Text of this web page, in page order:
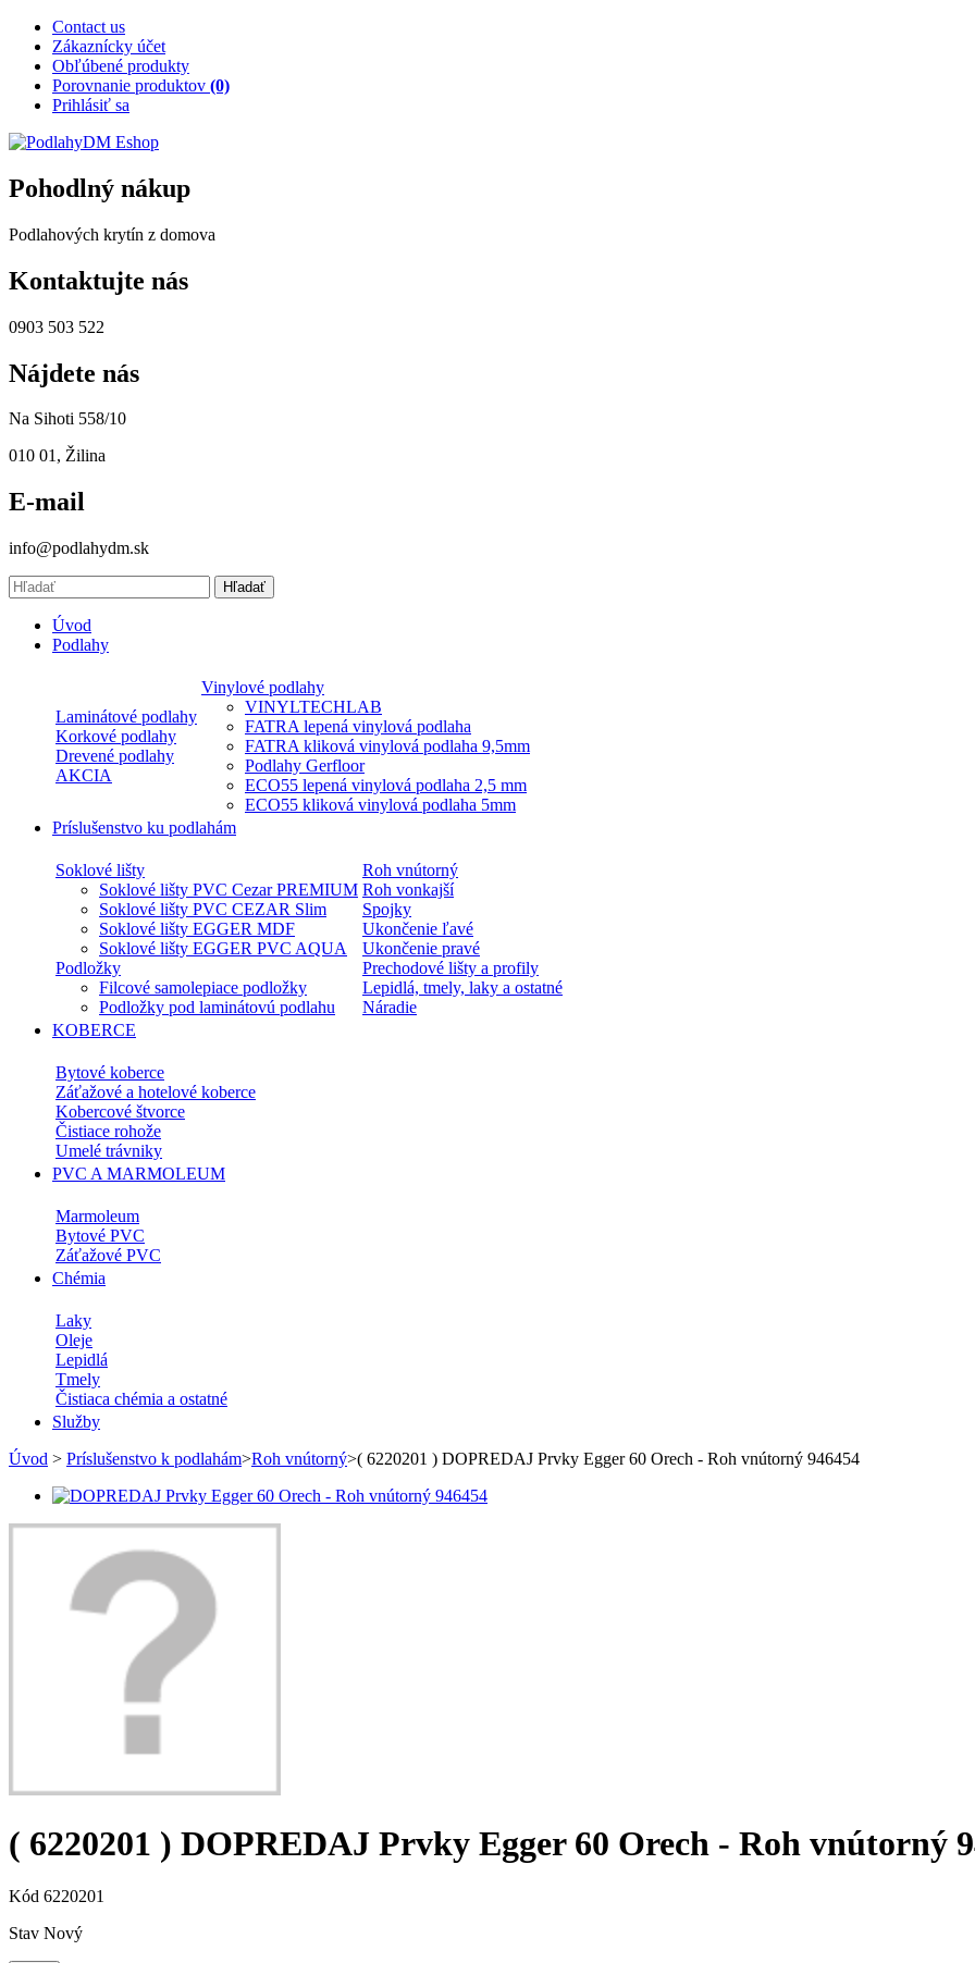
Contact us
Zákaznícky účet
Obľúbené produkty
Porovnanie produktov (0)
Prihlásiť sa
Pohodlný nákup
Podlahových krytín z domova
Kontaktujte nás
0903 503 522
Nájdete nás
Na Sihoti 558/10
010 01, Žilina
E-mail
info@podlahydm.sk
Hľadať
Úvod
Podlahy
Laminátové podlahy
Korkové podlahy
Drevené podlahy
AKCIA
Vinylové podlahy
VINYLTECHLAB
FATRA lepená vinylová podlaha
FATRA kliková vinylová podlaha 9,5mm
Podlahy Gerfloor
ECO55 lepená vinylová podlaha 2,5 mm
ECO55 kliková vinylová podlaha 5mm
Príslušenstvo ku podlahám
Soklové lišty
Soklové lišty PVC Cezar PREMIUM
Soklové lišty PVC CEZAR Slim
Soklové lišty EGGER MDF
Soklové lišty EGGER PVC AQUA
Podložky
Filcové samolepiace podložky
Podložky pod laminátovú podlahu
Roh vnútorný
Roh vonkajší
Spojky
Ukončenie ľavé
Ukončenie pravé
Prechodové lišty a profily
Lepidlá, tmely, laky a ostatné
Náradie
KOBERCE
Bytové koberce
Záťažové a hotelové koberce
Kobercové štvorce
Čistiace rohože
Umelé trávniky
PVC A MARMOLEUM
Marmoleum
Bytové PVC
Záťažové PVC
Chémia
Laky
Oleje
Lepidlá
Tmely
Čistiaca chémia a ostatné
Služby
Úvod > Príslušenstvo k podlahám>Roh vnútorný>( 6220201 ) DOPREDAJ Prvky Egger 60 Orech - Roh vnútorný 946454
( 6220201 ) DOPREDAJ Prvky Egger 60 Orech - Roh vnútorný
Kód 6220201
Stav Nový